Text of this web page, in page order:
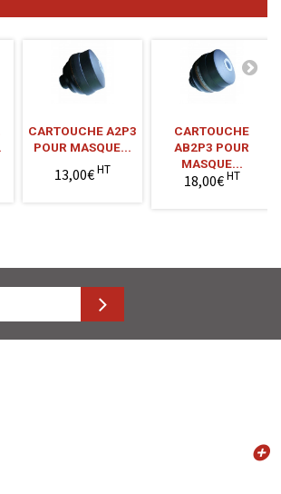
CARTOUCHE A2P3
POUR MASQUE...
13,00€HT
CARTOUCHE
AB2P3 POUR
MASQUE...
18,00€HT